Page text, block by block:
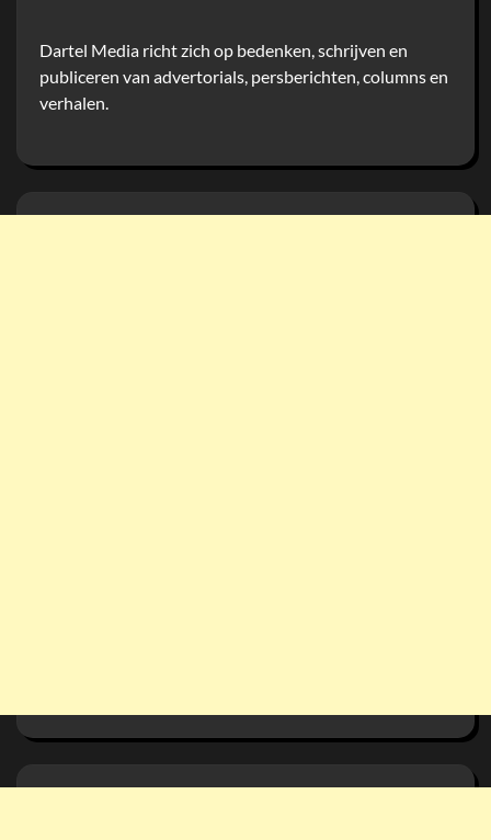
Dartel Media richt zich op bedenken, schrijven en
publiceren van advertorials, persberichten, columns en
verhalen.